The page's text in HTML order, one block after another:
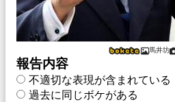
馬井坊
報告内容
不適切な表現が含まれている
過去に同じボケがある